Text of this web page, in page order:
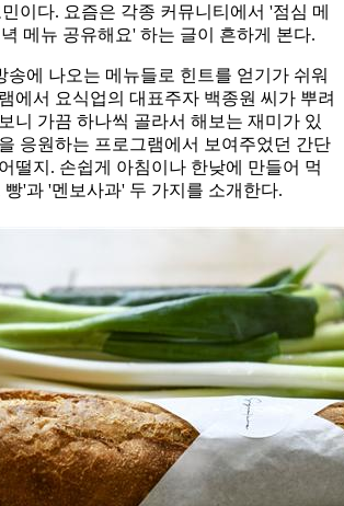
이다. 요즘은 각종 커뮤니티에서 '점심 메
메뉴 공유해요' 하는 글이 흔하게 본다.
송에 나오는 메뉴들로 힌트를 얻기가 쉬워
에서 요식업의 대표주자 백종원 씨가 뿌려
니 가끔 하나씩 골라서 해보는 재미가 있
응원하는 프로그램에서 보여주었던 간단
떨지. 손쉽게 아침이나 한낮에 만들어 먹
빵'과 '멘보사과' 두 가지를 소개한다.